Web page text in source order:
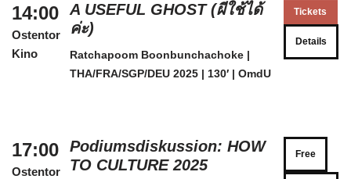
14:00
Ostentor
Kino
A USEFUL GHOST (ผีใช้ได้
ค่ะ)
Ratchapoom Boonbunchachoke |
THA/FRA/SGP/DEU 2025 | 130′ | OmdU
Tickets
Details
17:00
Ostentor
Podiumsdiskussion: HOW
TO CULTURE 2025
Free